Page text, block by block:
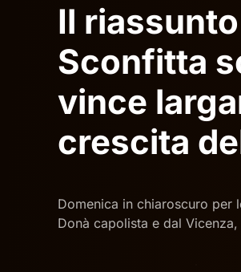
Il
Sconfitta
vince
crescita
Domenica in chiaroscuro per
Donà capolista e dal